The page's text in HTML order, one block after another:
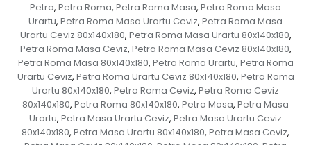
Petra, Petra Roma, Petra Roma Masa, Petra Roma Masa
Urartu, Petra Roma Masa Urartu Ceviz, Petra Roma Masa
Urartu Ceviz 80x140x180, Petra Roma Masa Urartu 80x140x180,
Petra Roma Masa Ceviz, Petra Roma Masa Ceviz 80x140x180,
Petra Roma Masa 80x140x180, Petra Roma Urartu, Petra Roma
Urartu Ceviz, Petra Roma Urartu Ceviz 80x140x180, Petra Roma
Urartu 80x140x180, Petra Roma Ceviz, Petra Roma Ceviz
80x140x180, Petra Roma 80x140x180, Petra Masa, Petra Masa
Urartu, Petra Masa Urartu Ceviz, Petra Masa Urartu Ceviz
80x140x180, Petra Masa Urartu 80x140x180, Petra Masa Ceviz,